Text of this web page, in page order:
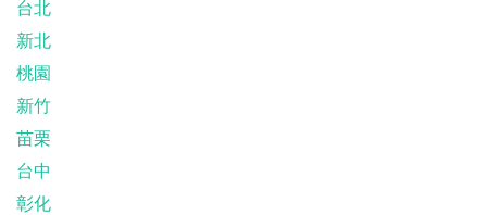
台北
新北
桃園
新竹
苗栗
台中
彰化